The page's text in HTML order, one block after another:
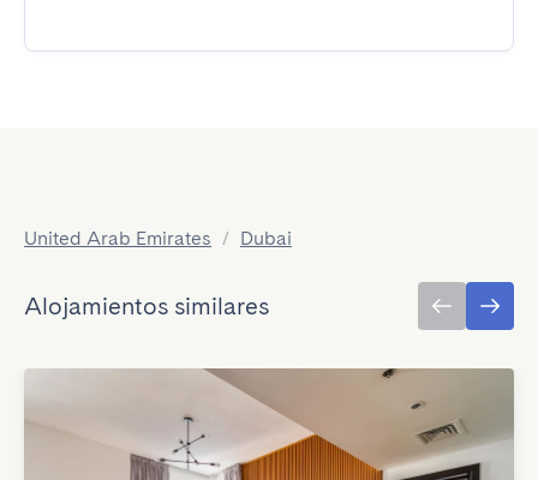
United Arab Emirates / Dubai
Alojamientos similares